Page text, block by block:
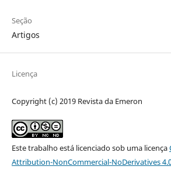
Seção
Artigos
Licença
Copyright (c) 2019 Revista da Emeron
Este trabalho está licenciado sob uma licença
Attribution-NonCommercial-NoDerivatives